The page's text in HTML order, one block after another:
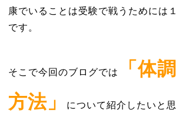
康でいることは受験で戦うためには
です。
そこで今回のブログでは
「体
方法」
について紹介したいと思